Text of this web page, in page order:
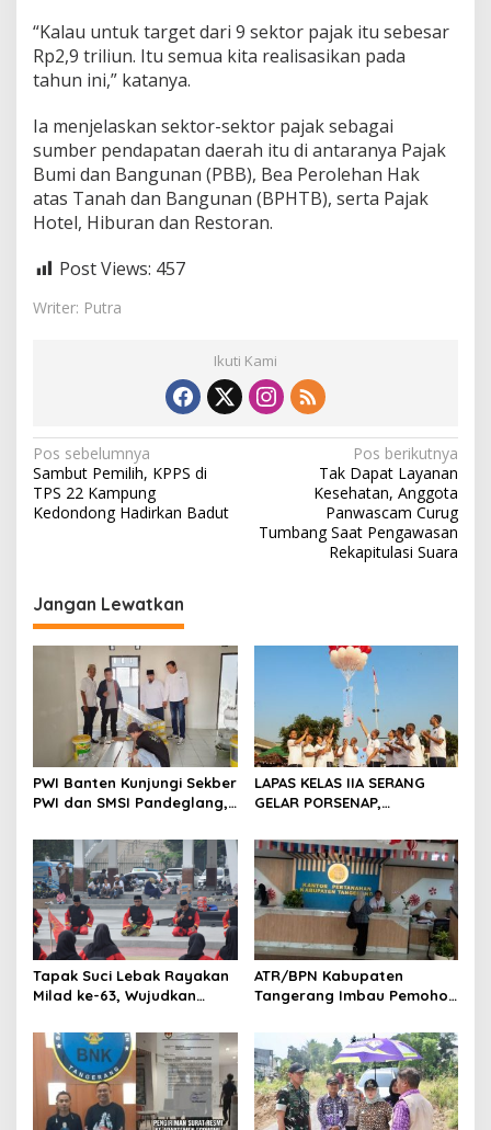
“Kalau untuk target dari 9 sektor pajak itu sebesar
Rp2,9 triliun. Itu semua kita realisasikan pada
tahun ini,” katanya.
Ia menjelaskan sektor-sektor pajak sebagai
sumber pendapatan daerah itu di antaranya Pajak
Bumi dan Bangunan (PBB), Bea Perolehan Hak
atas Tanah dan Bangunan (BPHTB), serta Pajak
Hotel, Hiburan dan Restoran.
Post Views: 457
Writer: Putra
Ikuti Kami
N
a
v
a
s
s
Pos sebelumnya
Sambut Pemilih, KPPS di
TPS 22 Kampung
Kedondong Hadirkan Badut
Pos berikutnya
Tak Dapat Layanan
Kesehatan, Anggota
Panwascam Curug
Tumbang Saat Pengawasan
Rekapitulasi Suara
Jangan Lewatkan
PWI Banten Kunjungi Sekber
PWI dan SMSI Pandeglang,
Konferensi Organisasi
LAPAS KELAS IIA SERANG
GELAR PORSENAP,
DAN KEBERSAMAAN
Tapak Suci Lebak Rayakan
Milad ke-63, Wujudkan
Menuju Kancah Dunia
ATR/BPN Kabupaten
Tangerang Imbau Pemohon
Berkas Mandek